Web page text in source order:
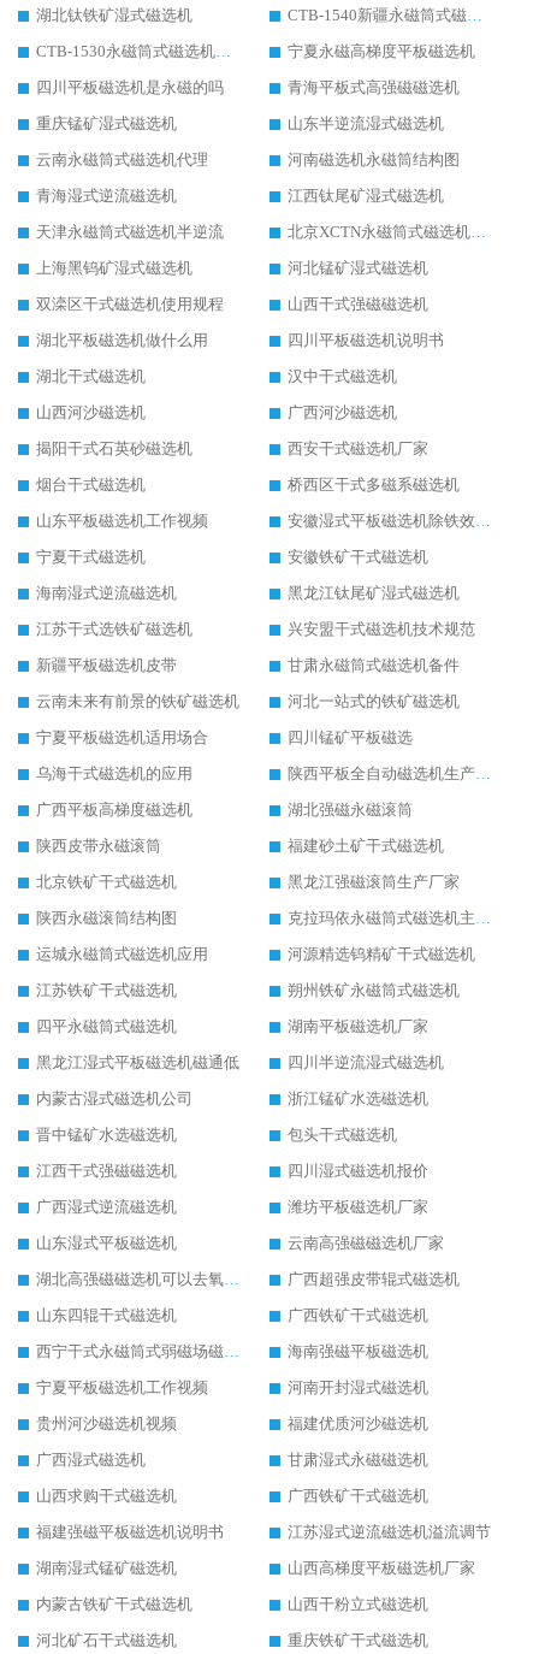
湖北钛铁矿湿式磁选机
CTB-1540新疆永磁筒式磁选机
CTB-1530永磁筒式磁选机代理商
宁夏永磁高梯度平板磁选机
四川平板磁选机是永磁的吗
青海平板式高强磁磁选机
重庆锰矿湿式磁选机
山东半逆流湿式磁选机
云南永磁筒式磁选机代理
河南磁选机永磁筒结构图
青海湿式逆流磁选机
江西钛尾矿湿式磁选机
天津永磁筒式磁选机半逆流
北京XCTN永磁筒式磁选机磁块位置
上海黑钨矿湿式磁选机
河北锰矿湿式磁选机
双滦区干式磁选机使用规程
山西干式强磁磁选机
湖北平板磁选机做什么用
四川平板磁选机说明书
湖北干式磁选机
汉中干式磁选机
山西河沙磁选机
广西河沙磁选机
揭阳干式石英砂磁选机
西安干式磁选机厂家
烟台干式磁选机
桥西区干式多磁系磁选机
山东平板磁选机工作视频
安徽湿式平板磁选机除铁效果怎么样
宁夏干式磁选机
安徽铁矿干式磁选机
海南湿式逆流磁选机
黑龙江钛尾矿湿式磁选机
江苏干式选铁矿磁选机
兴安盟干式磁选机技术规范
新疆平板磁选机皮带
甘肃永磁筒式磁选机备件
云南未来有前景的铁矿磁选机
河北一站式的铁矿磁选机
宁夏平板磁选机适用场合
四川锰矿平板磁选
乌海干式磁选机的应用
陕西平板全自动磁选机生产厂家
广西平板高梯度磁选机
湖北强磁永磁滚筒
陕西皮带永磁滚筒
福建砂土矿干式磁选机
北京铁矿干式磁选机
黑龙江强磁滚筒生产厂家
陕西永磁滚筒结构图
克拉玛依永磁筒式磁选机主要技术参数
运城永磁筒式磁选机应用
河源精选钨精矿干式磁选机
江苏铁矿干式磁选机
朔州铁矿永磁筒式磁选机
四平永磁筒式磁选机
湖南平板磁选机厂家
黑龙江湿式平板磁选机磁通低
四川半逆流湿式磁选机
内蒙古湿式磁选机公司
浙江锰矿水选磁选机
晋中锰矿水选磁选机
包头干式磁选机
江西干式强磁磁选机
四川湿式磁选机报价
广西湿式逆流磁选机
潍坊平板磁选机厂家
山东湿式平板磁选机
云南高强磁磁选机厂家
湖北高强磁磁选机可以去氧化铝
广西超强皮带辊式磁选机
山东四辊干式磁选机
广西铁矿干式磁选机
西宁干式永磁筒式弱磁场磁选机结构图
海南强磁平板磁选机
宁夏平板磁选机工作视频
河南开封湿式磁选机
贵州河沙磁选机视频
福建优质河沙磁选机
广西湿式磁选机
甘肃湿式永磁磁选机
山西求购干式磁选机
广西铁矿干式磁选机
福建强磁平板磁选机说明书
江苏湿式逆流磁选机溢流调节
湖南湿式锰矿磁选机
山西高梯度平板磁选机厂家
内蒙古铁矿干式磁选机
山西干粉立式磁选机
河北矿石干式磁选机
重庆铁矿干式磁选机